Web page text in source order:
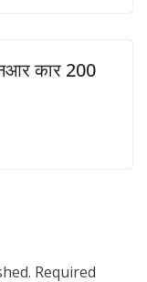
कार 200
Required